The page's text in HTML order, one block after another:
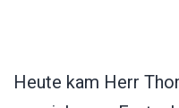
Heute kam Herr